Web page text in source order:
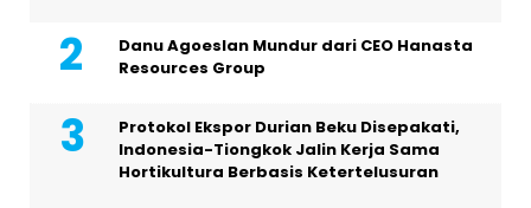
Danu Agoeslan Mundur dari CEO Hanasta
Resources Group
Protokol Ekspor Durian Beku Disepakati,
Indonesia-Tiongkok Jalin Kerja Sama
Hortikultura Berbasis Ketertelusuran